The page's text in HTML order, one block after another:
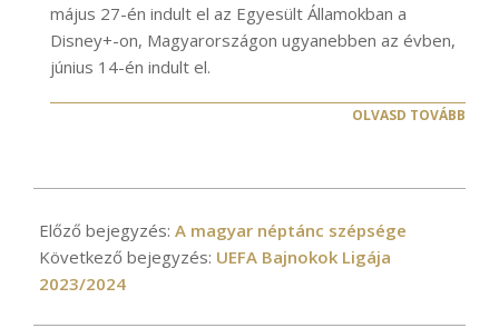
május 27-én indult el az Egyesült Államokban a
Disney+-on, Magyarországon ugyanebben az évben,
június 14-én indult el.
OLVASD TOVÁBB
04-
14
Előző bejegyzés: A magyar néptánc szépsége
Következő bejegyzés: UEFA Bajnokok Ligája
2023/2024